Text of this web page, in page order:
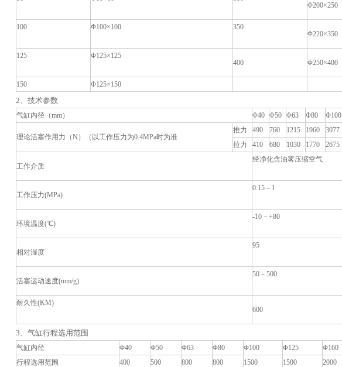
Φ200×250
100 Φ100×100
350
Φ220×350
125
Φ125×125
400
Φ250×400
150 Φ125×150
2、技术参数
气缸内径（mm） Φ40 Φ50 Φ63 Φ80 Φ100
理论活塞作用力（N）（以工作压力为0.4MPa时为准
推力 490 760 1215 1960 3077
拉力
410 680 1030 1770 2675
工作介质
经净化含油雾压缩空气
工作压力(MPa)
0.15－1
环境温度(℃)
-10－+80
相对湿度
95
活塞运动速度(mm/g)
50－500
耐久性(KM)
600
3、气缸行程选用范围
气缸内径 Φ40 Φ50 Φ63 Φ80 Φ100 Φ125 Φ160
行程选用范围
400 500 800 800 1500 1500 2000